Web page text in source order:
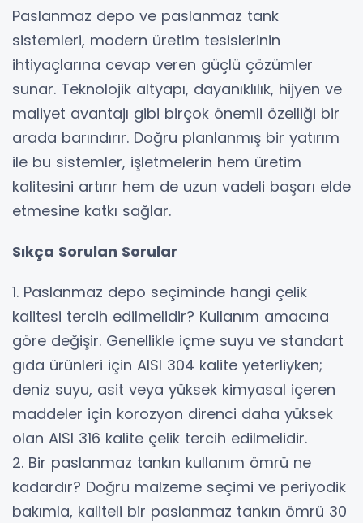
Paslanmaz depo ve paslanmaz tank
sistemleri, modern üretim tesislerinin
ihtiyaçlarına cevap veren güçlü çözümler
sunar. Teknolojik altyapı, dayanıklılık, hijyen ve
maliyet avantajı gibi birçok önemli özelliği bir
arada barındırır. Doğru planlanmış bir yatırım
ile bu sistemler, işletmelerin hem üretim
kalitesini artırır hem de uzun vadeli başarı elde
etmesine katkı sağlar.
Sıkça Sorulan Sorular
1. Paslanmaz depo seçiminde hangi çelik
kalitesi tercih edilmelidir? Kullanım amacına
göre değişir. Genellikle içme suyu ve standart
gıda ürünleri için AISI 304 kalite yeterliyken;
deniz suyu, asit veya yüksek kimyasal içeren
maddeler için korozyon direnci daha yüksek
olan AISI 316 kalite çelik tercih edilmelidir.
2. Bir paslanmaz tankın kullanım ömrü ne
kadardır? Doğru malzeme seçimi ve periyodik
bakımla, kaliteli bir paslanmaz tankın ömrü 30